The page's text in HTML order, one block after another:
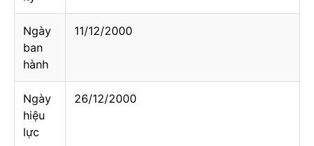
Ngày
ban
hành
11/12/2000
Ngày
hiệu
lực
26/12/2000